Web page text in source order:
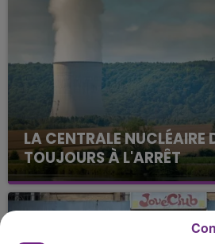
LA CENTRALE NUCLÉAIRE
TOUJOURS À L'ARRÊT
Cela fait déjà une semaine
nucléaire ardennaise est à
justifiée par la sécheresse